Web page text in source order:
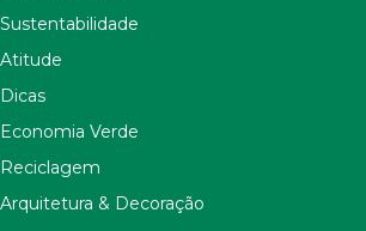
Sustentabilidade
Atitude
Dicas
Economia Verde
Reciclagem
Arquitetura & Decoração